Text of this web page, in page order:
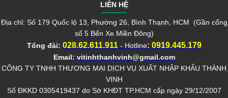
LIÊN HỆ
Địa chỉ: Số 179 Quốc lộ 13, Phường 26, Bình Thạnh, HCM (Gần cổng
số 5 Bến Xe Miền Đông)
Tổng đài: 028.62.611.911 - Hotline: 0919.445.179
Email: vitinhthanhvinh@gmail.com
CÔNG TY TNHH THƯƠNG MẠI DỊCH VỤ XUẤT NHẬP KHẨU THÀNH
VINH
Số ĐKKD 0305419437 do Sở KHĐT TP.HCM cấp ngày 29/12/2007